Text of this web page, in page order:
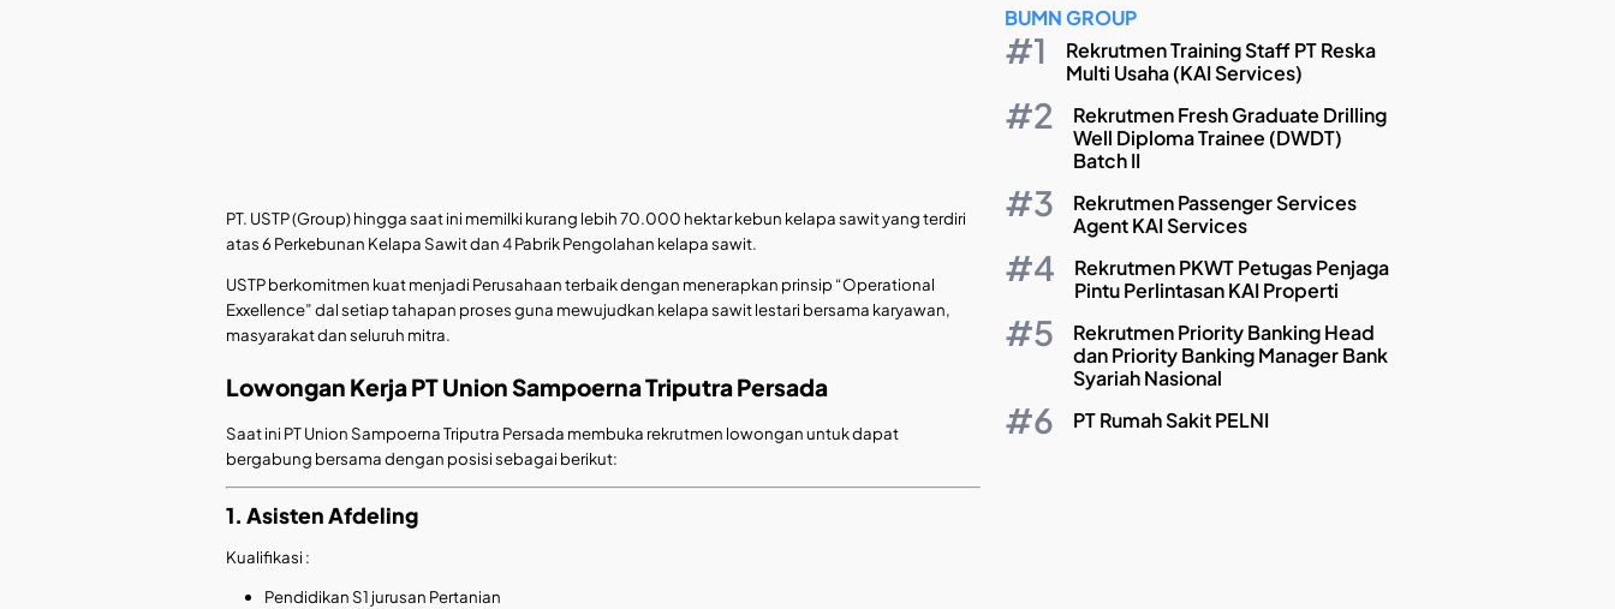
PT. USTP (Group) hingga saat ini memilki kurang lebih 70.000 hektar kebun kelapa sawit yang terdiri
atas 6 Perkebunan Kelapa Sawit dan 4 Pabrik Pengolahan kelapa sawit.
USTP berkomitmen kuat menjadi Perusahaan terbaik dengan menerapkan prinsip “Operational
Exxellence” dal setiap tahapan proses guna mewujudkan kelapa sawit lestari bersama karyawan,
masyarakat dan seluruh mitra.
Lowongan Kerja PT Union Sampoerna Triputra Persada
Saat ini PT Union Sampoerna Triputra Persada membuka rekrutmen lowongan untuk dapat
bergabung bersama dengan posisi sebagai berikut:
1. Asisten Afdeling
Kualifikasi :
Pendidikan S1 jurusan Pertanian
BUMN GROUP
Rekrutmen Training Staff PT Reska
Multi Usaha (KAI Services)
Rekrutmen Fresh Graduate Drilling
Well Diploma Trainee (DWDT)
Batch II
Rekrutmen Passenger Services
Agent KAI Services
Rekrutmen PKWT Petugas Penjaga
Pintu Perlintasan KAI Properti
Rekrutmen Priority Banking Head
dan Priority Banking Manager Bank
Syariah Nasional
PT Rumah Sakit PELNI